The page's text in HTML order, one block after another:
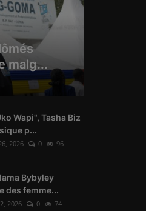
malg...
Wapi", Tasha Biz
p...
2026 0 96
Bybyley
des femme...
2026 0 74